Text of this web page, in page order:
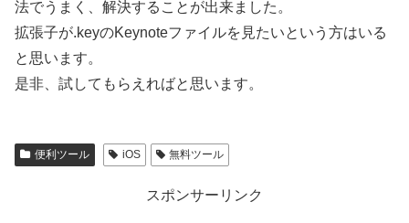
法でうまく、解決することが出来ました。
拡張子が.keyのKeynoteファイルを見たいという方はいる
と思います。
是非、試してもらえればと思います。
便利ツール iOS 無料ツール
スポンサーリンク